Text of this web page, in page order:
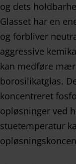
og dets
Glasset har en
og forbliver
aggressive
kan medføre
borosilikatglas.
koncentreret
opløsninger ved
stuetemperatur